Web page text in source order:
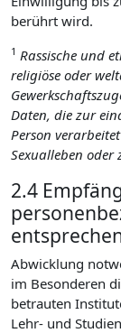
berührt wird.
1 Rassische und
religiöse oder
Daten, die zur
Person
Sexualleben oder
2.4
Abwicklung
im Besonderen
betrauten
Lehr- und